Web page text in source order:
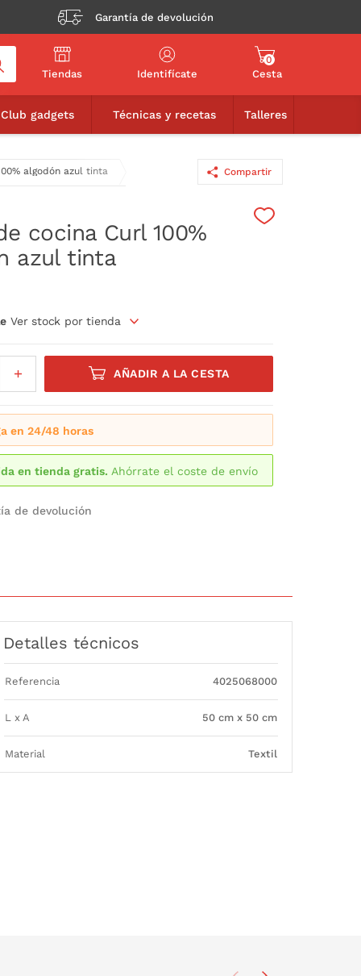
Garantía de devolución
Tiendas Identifícate
0
Cesta
Club gadgets Técnicas y recetas Talleres
algodón azul tinta
cocina Curl 100%
azul tinta
Ver stock por tienda
AÑADIR A LA CESTA
en 24/48 horas
en tienda gratis. Ahórrate el coste de envío
de devolución
Compartir
Detalles técnicos
Referencia 4025068000
L x A 50 cm x 50 cm
Material Textil